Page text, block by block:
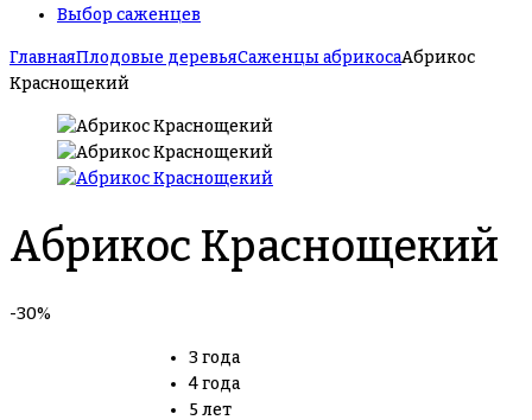
Выбор саженцев
ГлавнаяПлодовые деревьяСаженцы абрикосаАбрикос
Краснощекий
Абрикос Краснощекий
-30%
3 года
4 года
5 лет